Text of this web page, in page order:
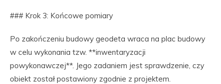
### Krok 3: Końcowe pomiary
Po zakończeniu budowy geodeta wraca na plac budowy
w celu wykonania tzw. **inwentaryzacji
powykonawczej**. Jego zadaniem jest sprawdzenie, czy
obiekt został postawiony zgodnie z projektem.